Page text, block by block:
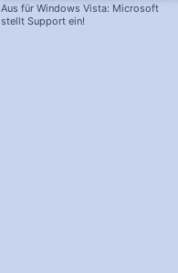
Aus für Windows Vista: Microsoft
stellt Support ein!